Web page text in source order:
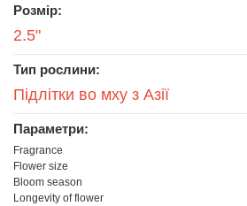
Розмір:
2.5"
Тип рослини:
Підлітки во мху з Азії
Параметри:
Fragrance
Flower size
Bloom season
Longevity of flower